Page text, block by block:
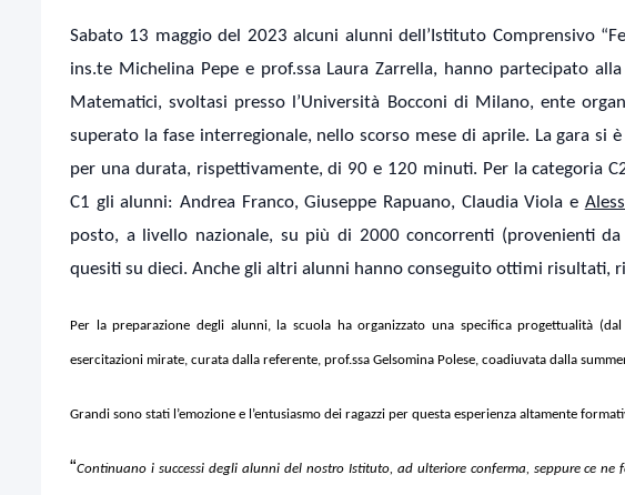
Sabato 13 maggio del 2023 alcuni alunni dell’Istituto Comprensivo
ins.te Michelina Pepe e prof.ssa Laura Zarrella, hanno partecipato
Matematici, svoltasi presso l’Università Bocconi di Milano, ente
superato la fase interregionale, nello scorso mese di aprile. La gara si
per una durata, rispettivamente, di 90 e 120 minuti. Per la categoria
C1 gli alunni: Andrea Franco, Giuseppe Rapuano, Claudia Viola e
posto, a livello nazionale, su più di 2000 concorrenti (provenienti
quesiti su dieci. Anche gli altri alunni hanno conseguito ottimi risultati,
Per la preparazione degli alunni, la scuola ha organizzato una specifica progettualità
esercitazioni mirate, curata dalla referente, prof.ssa Gelsomina Polese, coadiuvata dalla
Grandi sono stati l’emozione e l’entusiasmo dei ragazzi per questa esperienza altamente
“Continuano i successi degli alunni del nostro Istituto, ad ulteriore conferma, seppure ce